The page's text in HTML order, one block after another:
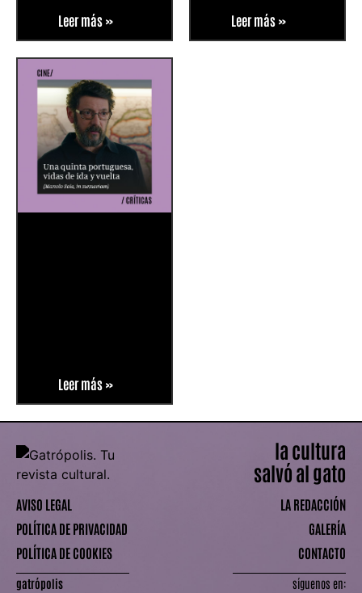
Leer más » Leer más »
Leer más »
AVISO LEGAL
POLÍTICA DE PRIVACIDAD
POLÍTICA DE COOKIES
gatrópolis
la cultura
salvó al gato
LA REDACCIÓN
GALERÍA
CONTACTO
síguenos en: